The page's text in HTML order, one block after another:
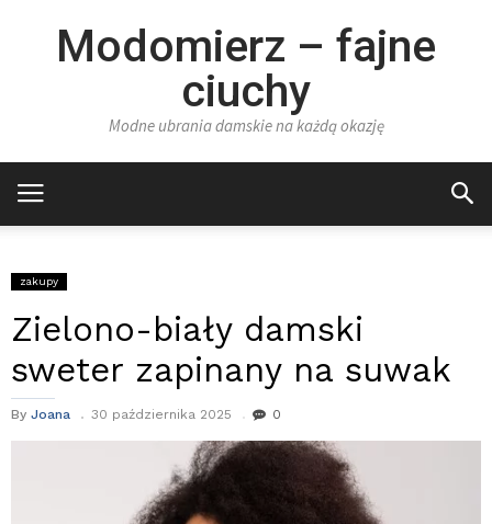
Modomierz – fajne
ciuchy
Modne ubrania damskie na każdą okazję
zakupy
Zielono-biały damski
sweter zapinany na suwak
By Joana 30 października 2025 0